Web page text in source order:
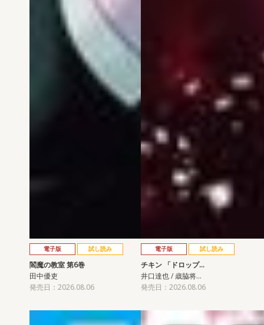
電子版 試し読み
閻魔の教室 第6巻
田中優吏
発売日：2026.08.06
電子版 試し読み
チキン 「ドロップ…
井口達也 / 歳脇将…
発売日：2026.08.06